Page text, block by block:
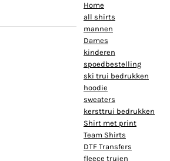
Home
all shirts
mannen
Dames
kinderen
spoedbestelling
ski trui bedrukken
hoodie
sweaters
kersttrui bedrukken
Shirt met print
Team Shirts
DTF Transfers
fleece truien